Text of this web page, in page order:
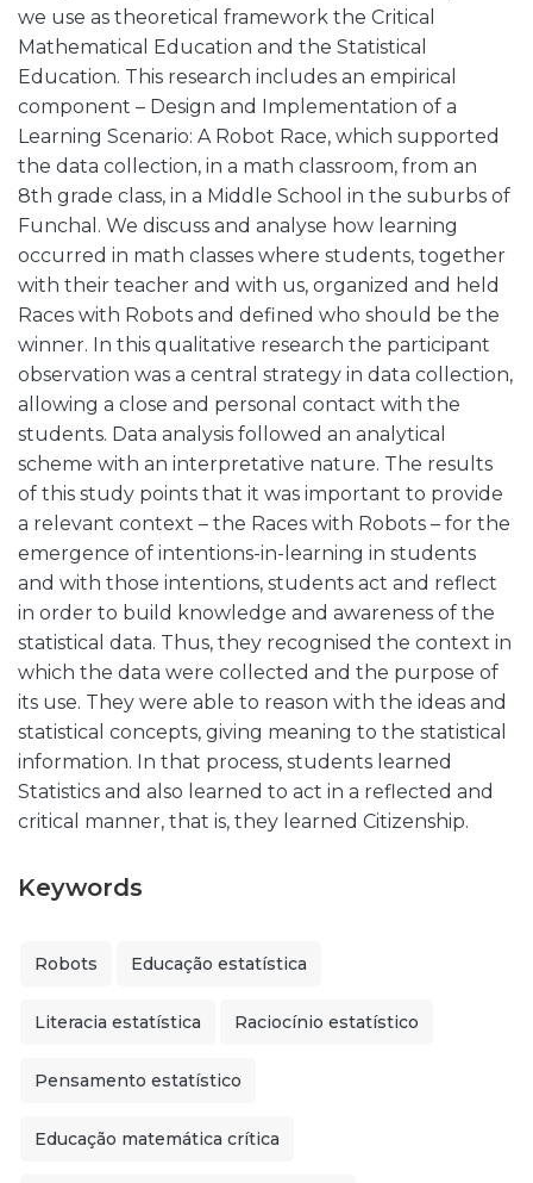
we use as theoretical framework the Critical
Mathematical Education and the Statistical
Education. This research includes an empirical
component – Design and Implementation of a
Learning Scenario: A Robot Race, which supported
the data collection, in a math classroom, from an
8th grade class, in a Middle School in the suburbs of
Funchal. We discuss and analyse how learning
occurred in math classes where students, together
with their teacher and with us, organized and held
Races with Robots and defined who should be the
winner. In this qualitative research the participant
observation was a central strategy in data collection,
allowing a close and personal contact with the
students. Data analysis followed an analytical
scheme with an interpretative nature. The results
of this study points that it was important to provide
a relevant context – the Races with Robots – for the
emergence of intentions-in-learning in students
and with those intentions, students act and reflect
in order to build knowledge and awareness of the
statistical data. Thus, they recognised the context in
which the data were collected and the purpose of
its use. They were able to reason with the ideas and
statistical concepts, giving meaning to the statistical
information. In that process, students learned
Statistics and also learned to act in a reflected and
critical manner, that is, they learned Citizenship.
Keywords
Robots Educação estatística
Literacia estatística Raciocínio estatístico
Pensamento estatístico
Educação matemática crítica